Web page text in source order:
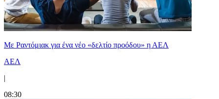
Με Ραντόμιακ για ένα νέο «δελτίο προόδου» η ΑΕΛ
ΑΕΛ
|
08:30